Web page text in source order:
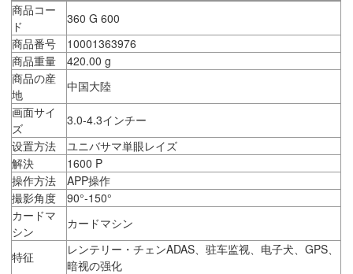
商品コー
ド
360 G 600
商品番号
10001363976
商品重量
420.00 g
商品の産
地
中国大陸
画面サイ
ズ
3.0-4.3インチー
设置方法
ユニバサマ単眼レイズ
解決
1600 P
操作方法
APP操作
撮影角度
90°-150°
カードマ
シン
カードマシン
特征
レンテリー・チェンADAS、驻车监视、电子犬、GPS、
暗视の强化